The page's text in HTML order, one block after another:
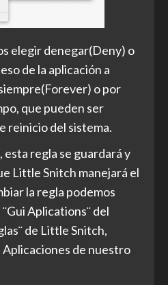
elegir denegar(Deny) o
de la aplicación a
o por
que pueden ser
reinicio del sistema.
esta regla se guardará y
Little Snitch manejará el
la regla podemos
Aplications¨ del
de Little Snitch,
de nuestro